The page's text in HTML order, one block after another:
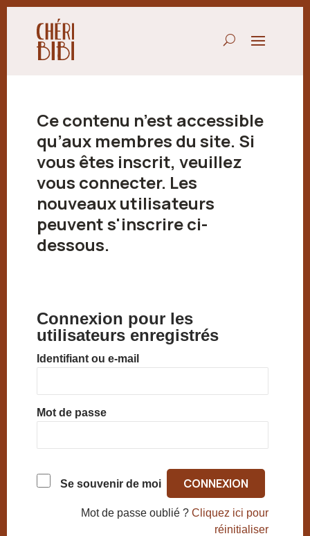
Ce contenu n’est accessible
qu’aux membres du site. Si
vous êtes inscrit, veuillez
vous connecter. Les
nouveaux utilisateurs
peuvent s'inscrire ci-
dessous.
Connexion pour les
utilisateurs enregistrés
Identifiant ou e-mail
Mot de passe
Se souvenir de moi
Mot de passe oublié ?Cliquez ici pour
réinitialiser